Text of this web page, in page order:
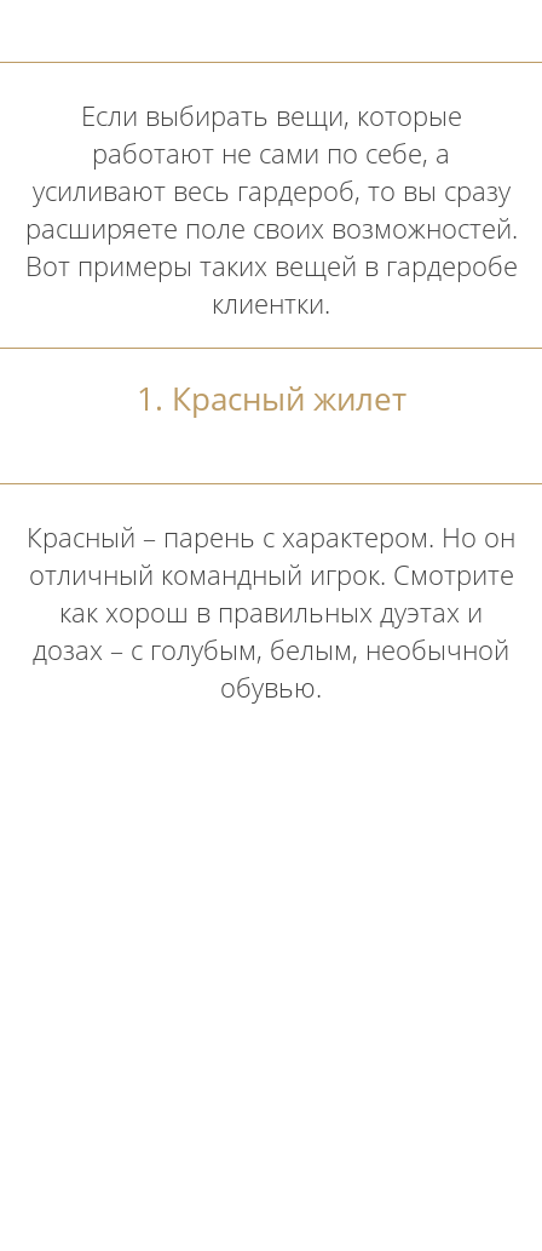
Если выбирать вещи, которые
работают не сами по себе, а
усиливают весь гардероб, то вы сразу
расширяете поле своих возможностей.
Вот примеры таких вещей в гардеробе
клиентки.
1. Красный жилет
Красный – парень с характером. Но он
отличный командный игрок. Смотрите
как хорош в правильных дуэтах и
дозах – с голубым, белым, необычной
обувью.